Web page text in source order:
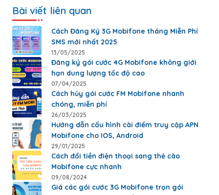
Bài viết liên quan
Cách Đăng Ký 3G Mobifone tháng Miễn Phí
SMS mới nhất 2025
13/05/2025
Đăng ký gói cước 4G Mobifone không giới
hạn dung lượng tốc độ cao
07/04/2025
Cách hủy gói cước FM Mobifone nhanh
chóng, miễn phí
26/03/2025
Hướng dẫn cấu hình cài điểm truy cập APN
Mobifone cho IOS, Android
29/01/2025
Cách đổi tiền điện thoại sang thẻ cào
Mobifone cực nhanh
09/08/2024
Giá các gói cước 3G Mobifone trọn gói